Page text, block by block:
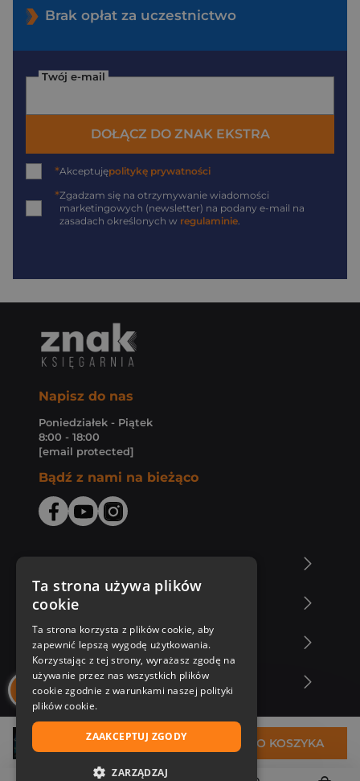
32,94 zł DO KOSZYKA
Brak opłat za uczestnictwo
Twój e-mail
DOŁĄCZ DO ZNAK EKSTRA
*Akceptujępolitykę prywatności
*Zgadzam się na otrzymywanie wiadomości
marketingowych (newsletter) na podany e-mail na
zasadach określonych w regulaminie.
Napisz do nas
Poniedziałek - Piątek
8:00 - 18:00
[email protected]
Bądź z nami na bieżąco
Zakupy u nas
Nasza oferta
Nasi autorzy
Ta strona używa plików
cookie
Ta strona korzysta z plików cookie, aby
zapewnić lepszą wygodę użytkowania.
Korzystając z tej strony, wyrażasz zgodę na
używanie przez nas wszystkich plików
cookie zgodnie z warunkami naszej polityki
plików cookie.
ZAAKCEPTUJ ZGODY
ZARZĄDZAJ